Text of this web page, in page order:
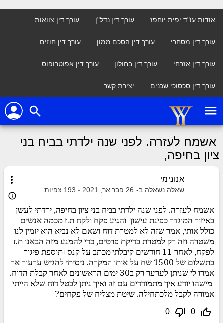
אודות עו"ד יפית יוחפז עורך דין נדל"ן עורך דין צוואות
עורך דין מסחרי עורך דין הסכם ממון עורך דין חוזים
עורך דין אזרחי עורך דין בחולון עורך דין אפוטרופוס
עורך דין סכסוכי שכנים יצירת קשר
menu
search
person
אשמח לעזרה. לפני שנה ילדתי בביח בני
ציון בחיפה,
more_vert אנונימי
שאלה נשאלה ב- 26 פברואר, 2021 193 צפיות
info_outline
אשמח לעזרה. לפני שנה ילדתי בביח בני ציון בחיפה, ירדתי לעשן
באיזור המוגדר כפינת עישון והגיע פקח ולקח ת.ז מכמה אנשים
כולל אותי, אמר שזה לא למטרת דוח ושאם לא נביא הוא יזמין לנו
משטרה וזה רק למטרת בדיקת פרטים, כדי להמנע מזה הבאנו ת.ז
לפקח, לאחר 11 חודשים קיבלתי מכתב על קנס+תוספת פיגור
בתשלום של 1500 שח על אותו המקרה. ניסיתי להגיש ערעור אך
אמרו לי שניתן לערער רק ב30 ימים הראשונים לאחר קבלת הדוח.
מישהו יודע איך מתמודדים עם זה ואיך ניתן לבטל דוח שלא הייתי
אמורה לקבל מלכתחילה. שיטת מצליח של פקחים?
thumb_up_off_alt
0
thumb_down_off_alt
0